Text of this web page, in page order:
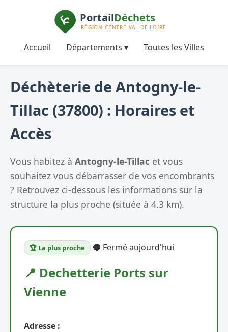
Accueil Départements ▾ Toutes les Villes
Déchèterie de Antogny-le-
Tillac (37800) : Horaires et
Accès
Vous habitez à Antogny-le-Tillac et vous
souhaitez vous débarrasser de vos encombrants
? Retrouvez ci-dessous les informations sur la
structure la plus proche (située à 4.3 km).
🏆 La plus proche 🔴 Fermé aujourd'hui
📍 Dechetterie Ports sur
Vienne
Adresse :